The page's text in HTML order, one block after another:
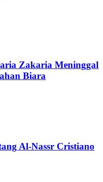
Zakaria Meninggal
Biara
Al-Nassr Cristiano